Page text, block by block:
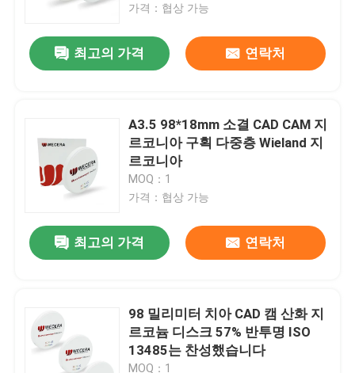
가격：협상 가능
최고의 가격 연락처
A3.5 98*18mm 소결 CAD CAM 지
르코니아 구획 다중층 Wieland 지
르코니아
MOQ：1
가격：협상 가능
최고의 가격 연락처
98 밀리미터 치아 CAD 캠 산화 지
르코늄 디스크 57% 반투명 ISO
13485는 찬성했습니다
MOQ：1